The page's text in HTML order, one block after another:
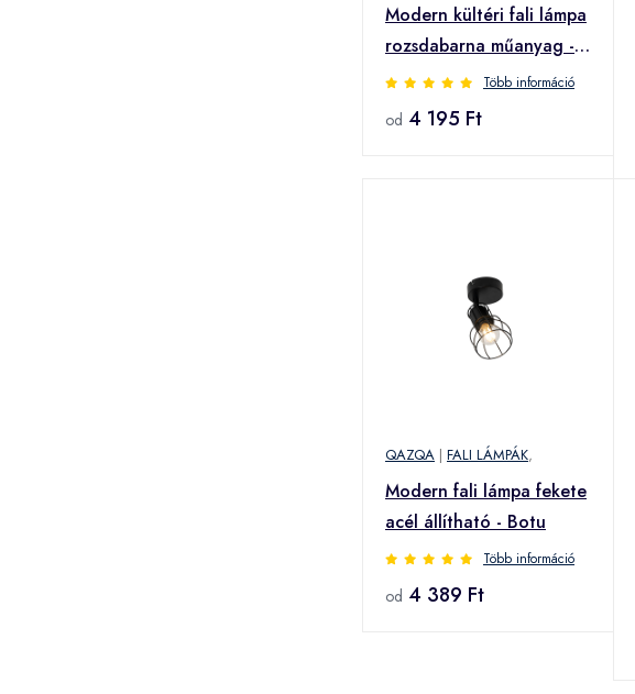
Modern kültéri fali lámpa
rozsdabarna műanyag -
Baleno
Több információ
od 4 195 Ft
QAZQA | FALI LÁMPÁK,
Modern fali lámpa fekete
acél állítható - Botu
Több információ
od 4 389 Ft